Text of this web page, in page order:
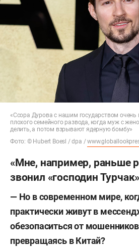
«Ссора Дурова с нашим государством очень
плохого семейного развода, когда муж с
делить, а потом взрывают ядерную бомбу»
Фото: © Hubert Boesl / dpa /
«Мне, например, раньше
звонил «господин Турчак»
— Но в современном мире,
практически живут в
обезопаситься от
превращаясь в Китай?